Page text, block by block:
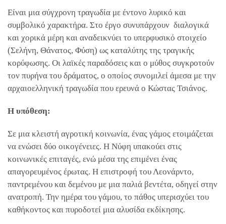
Είναι μια σύγχρονη τραγωδία με έντονο λυρικό και
συμβολικό χαρακτήρα. Στο έργο συνυπάρχουν διαλογικά
και χορικά μέρη και αναδεικνύει το υπερφυσικό στοιχείο
(Σελήνη, Θάνατος, Φύση) ως καταλύτης της τραγικής
κορύφωσης. Οι λαϊκές παραδόσεις και ο μύθος συγκροτούν
τον πυρήνα του δράματος, ο οποίος συνομιλεί άμεσα με την
αρχαιοελληνική τραγωδία που ερευνά ο Κώστας Τσιάνος.
Η υπόθεση:
Σε μια κλειστή αγροτική κοινωνία, ένας γάμος ετοιμάζεται
να ενώσει δύο οικογένειες. Η Νύφη υπακούει στις
κοινωνικές επιταγές, ενώ μέσα της επιμένει ένας
απαγορευμένος έρωτας. Η επιστροφή του Λεονάρντο,
παντρεμένου και δεμένου με μια παλιά βεντέτα, οδηγεί στην
ανατροπή. Την ημέρα του γάμου, το πάθος υπερισχύει του
καθήκοντος και πυροδοτεί μια αλυσίδα εκδίκησης.